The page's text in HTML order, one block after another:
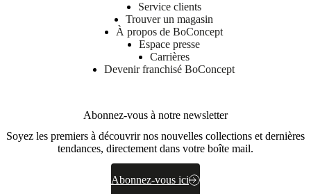
Service clients
Trouver un magasin
À propos de BoConcept
Espace presse
Carrières
Devenir franchisé BoConcept
Abonnez-vous à notre newsletter
Soyez les premiers à découvrir nos nouvelles collections et dernières
tendances, directement dans votre boîte mail.
Abonnez-vous ici